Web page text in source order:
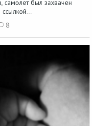
самолет был захвачен
8